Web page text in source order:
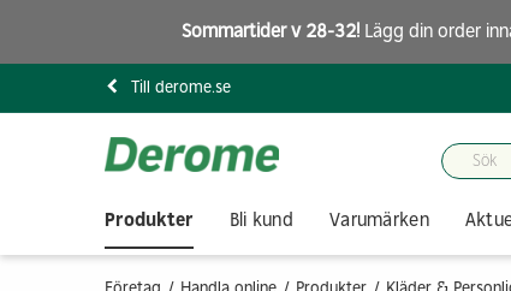
Sommartider v 28-32!Lägg din order
Till derome.se
Produkter Bli kund Varumärken